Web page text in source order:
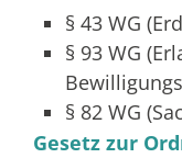
§ 43 WG
§ 93 WG
§ 82 WG
Gesetz zur